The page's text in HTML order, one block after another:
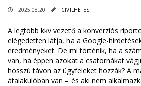
2025.08.20 CIVILHETES
A legtöbb kkv vezető a konverziós
elégedetten látja, ha a Google-
eredményeket. De mi történik, ha a
van, ha éppen azokat a csatornákat
hosszú távon az ügyfeleket hozzák? A
átalakulóban van – és aki nem